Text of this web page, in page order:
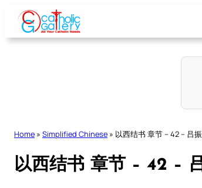
Skip
content
Home » Simplified Chinese » 以西结书 章节 – 42 – 吕
以西结书 章节 – 42 –